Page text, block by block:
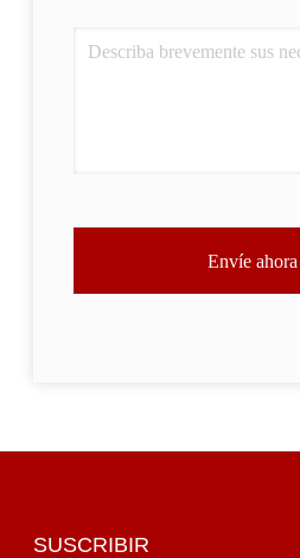
Envíe ahora
SUSCRIBIR